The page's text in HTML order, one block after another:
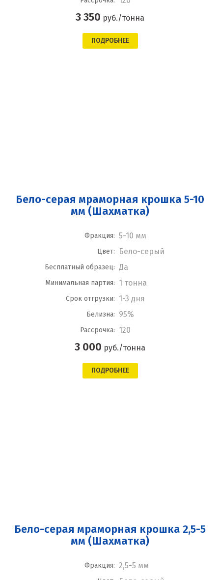
3 350 руб./тонна
ПОДРОБНЕЕ
Бело-серая мраморная крошка 5-10
мм (Шахматка)
Фракция: 5-10 мм
Цвет: Бело-серый
Бесплатный образец: Да
Минимальная партия: 1 тонна
Срок отгрузки: 1-3 дня
Белизна: 95%
Рассрочка: 120
3 000 руб./тонна
ПОДРОБНЕЕ
Бело-серая мраморная крошка 2,5-5
мм (Шахматка)
Фракция: 2,5-5 мм